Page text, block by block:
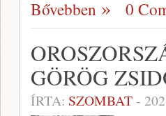
Bővebben 0
GÖRÖG
ÍRTA: SZOMBAT-